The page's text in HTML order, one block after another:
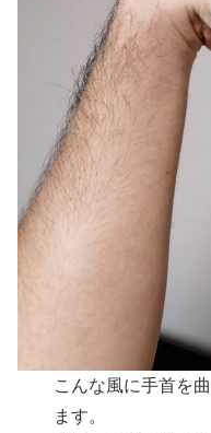
こんな風に手首を
ます。